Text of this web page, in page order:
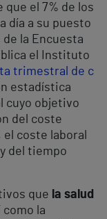
el 7% de los
día a su puesto
la Encuesta
el Instituto
trimestral de c
estadística
cuyo objetivo
del coste
coste laboral
del tiempo
que la salud
como la